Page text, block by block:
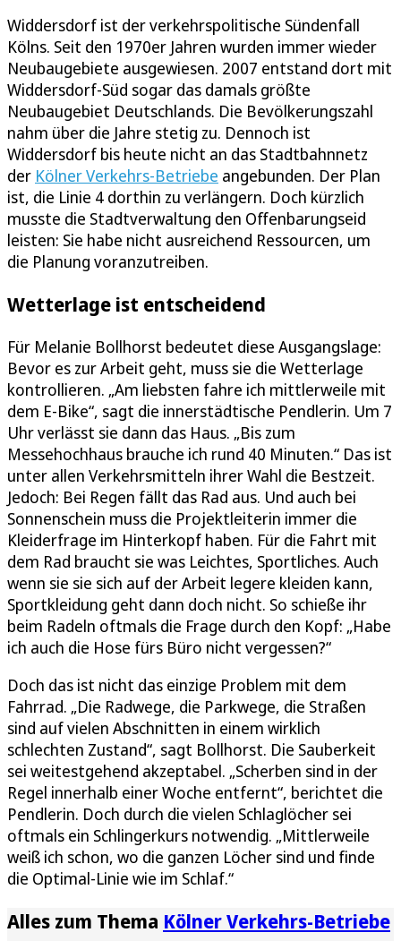
Widdersdorf ist der verkehrspolitische Sündenfall
Kölns. Seit den 1970er Jahren wurden immer wieder
Neubaugebiete ausgewiesen. 2007 entstand dort mit
Widdersdorf-Süd sogar das damals größte
Neubaugebiet Deutschlands. Die Bevölkerungszahl
nahm über die Jahre stetig zu. Dennoch ist
Widdersdorf bis heute nicht an das Stadtbahnnetz
der Kölner Verkehrs-Betriebe angebunden. Der Plan
ist, die Linie 4 dorthin zu verlängern. Doch kürzlich
musste die Stadtverwaltung den Offenbarungseid
leisten: Sie habe nicht ausreichend Ressourcen, um
die Planung voranzutreiben.
Wetterlage ist entscheidend
Für Melanie Bollhorst bedeutet diese Ausgangslage:
Bevor es zur Arbeit geht, muss sie die Wetterlage
kontrollieren. „Am liebsten fahre ich mittlerweile mit
dem E-Bike“, sagt die innerstädtische Pendlerin. Um 7
Uhr verlässt sie dann das Haus. „Bis zum
Messehochhaus brauche ich rund 40 Minuten.“ Das ist
unter allen Verkehrsmitteln ihrer Wahl die Bestzeit.
Jedoch: Bei Regen fällt das Rad aus. Und auch bei
Sonnenschein muss die Projektleiterin immer die
Kleiderfrage im Hinterkopf haben. Für die Fahrt mit
dem Rad braucht sie was Leichtes, Sportliches. Auch
wenn sie sie sich auf der Arbeit legere kleiden kann,
Sportkleidung geht dann doch nicht. So schieße ihr
beim Radeln oftmals die Frage durch den Kopf: „Habe
ich auch die Hose fürs Büro nicht vergessen?“
Doch das ist nicht das einzige Problem mit dem
Fahrrad. „Die Radwege, die Parkwege, die Straßen
sind auf vielen Abschnitten in einem wirklich
schlechten Zustand“, sagt Bollhorst. Die Sauberkeit
sei weitestgehend akzeptabel. „Scherben sind in der
Regel innerhalb einer Woche entfernt“, berichtet die
Pendlerin. Doch durch die vielen Schlaglöcher sei
oftmals ein Schlingerkurs notwendig. „Mittlerweile
weiß ich schon, wo die ganzen Löcher sind und finde
die Optimal-Linie wie im Schlaf.“
Alles zum Thema Kölner Verkehrs-Betriebe